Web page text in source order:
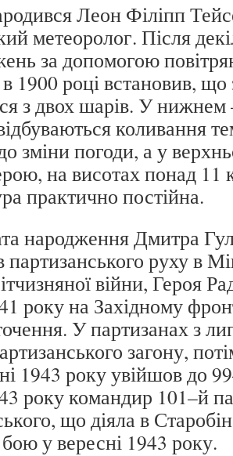
Леон Філіпп
метеоролог. Після
за допомогою
в 1900 році встановив,
з двох шарів. У
коливання
зміни погоди, а у
на висотах понад 11
практично постійна.
народження Дмитра
партизанського руху в
війни, Героя
року на Західному
У партизанах з
загону,
1943 року увійшов до
року командир 101–й
що діяла в
у вересні 1943 року.